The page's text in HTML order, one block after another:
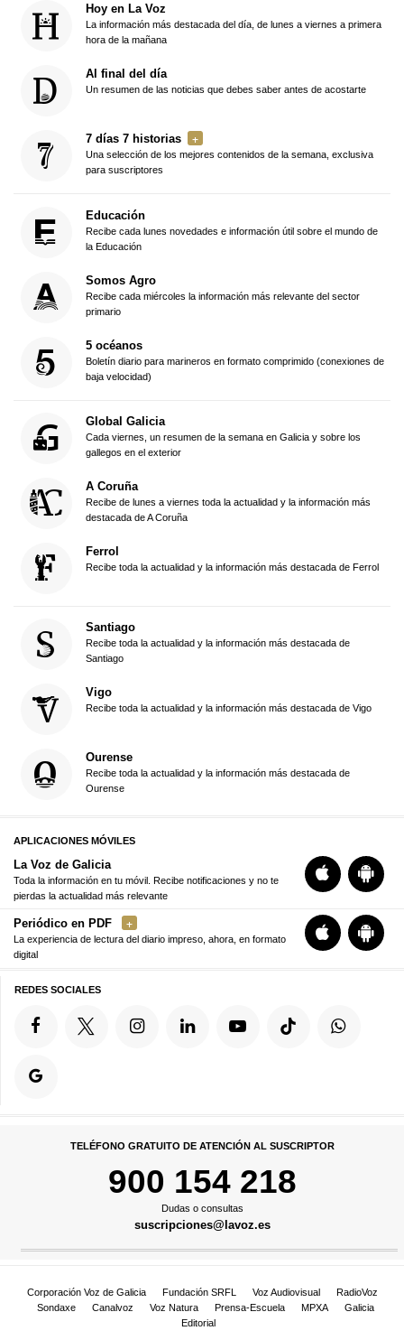
Hoy en La Voz
La información más destacada del día, de lunes a viernes a primera
hora de la mañana
Al final del día
Un resumen de las noticias que debes saber antes de acostarte
7 días 7 historias
Una selección de los mejores contenidos de la semana, exclusiva
para suscriptores
Educación
Recibe cada lunes novedades e información útil sobre el mundo de
la Educación
Somos Agro
Recibe cada miércoles la información más relevante del sector
primario
5 océanos
Boletín diario para marineros en formato comprimido (conexiones de
baja velocidad)
Global Galicia
Cada viernes, un resumen de la semana en Galicia y sobre los
gallegos en el exterior
A Coruña
Recibe de lunes a viernes toda la actualidad y la información más
destacada de A Coruña
Ferrol
Recibe toda la actualidad y la información más destacada de Ferrol
Santiago
Recibe toda la actualidad y la información más destacada de
Santiago
Vigo
Recibe toda la actualidad y la información más destacada de Vigo
Ourense
Recibe toda la actualidad y la información más destacada de
Ourense
APLICACIONES MÓVILES
La Voz de Galicia
Toda la información en tu móvil. Recibe notificaciones y no te
pierdas la actualidad más relevante
Periódico en PDF
La experiencia de lectura del diario impreso, ahora, en formato
digital
REDES SOCIALES
TELÉFONO GRATUITO DE ATENCIÓN AL SUSCRIPTOR
900 154 218
Dudas o consultas
suscripciones@lavoz.es
Corporación Voz de Galicia Fundación SRFL Voz Audiovisual
RadioVoz
Sondaxe
Canalvoz Voz Natura Prensa-Escuela MPXA
Galicia
Editorial